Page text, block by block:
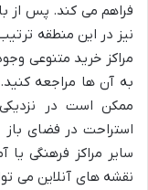
فراهم می کند. پس از
نیز در این منطقه
مراکز خرید متنوعی
به آن ها مراجعه
ممکن است در
استراحت در فضای
سایر مراکز فرهنگی
نقشه های آنلاین می